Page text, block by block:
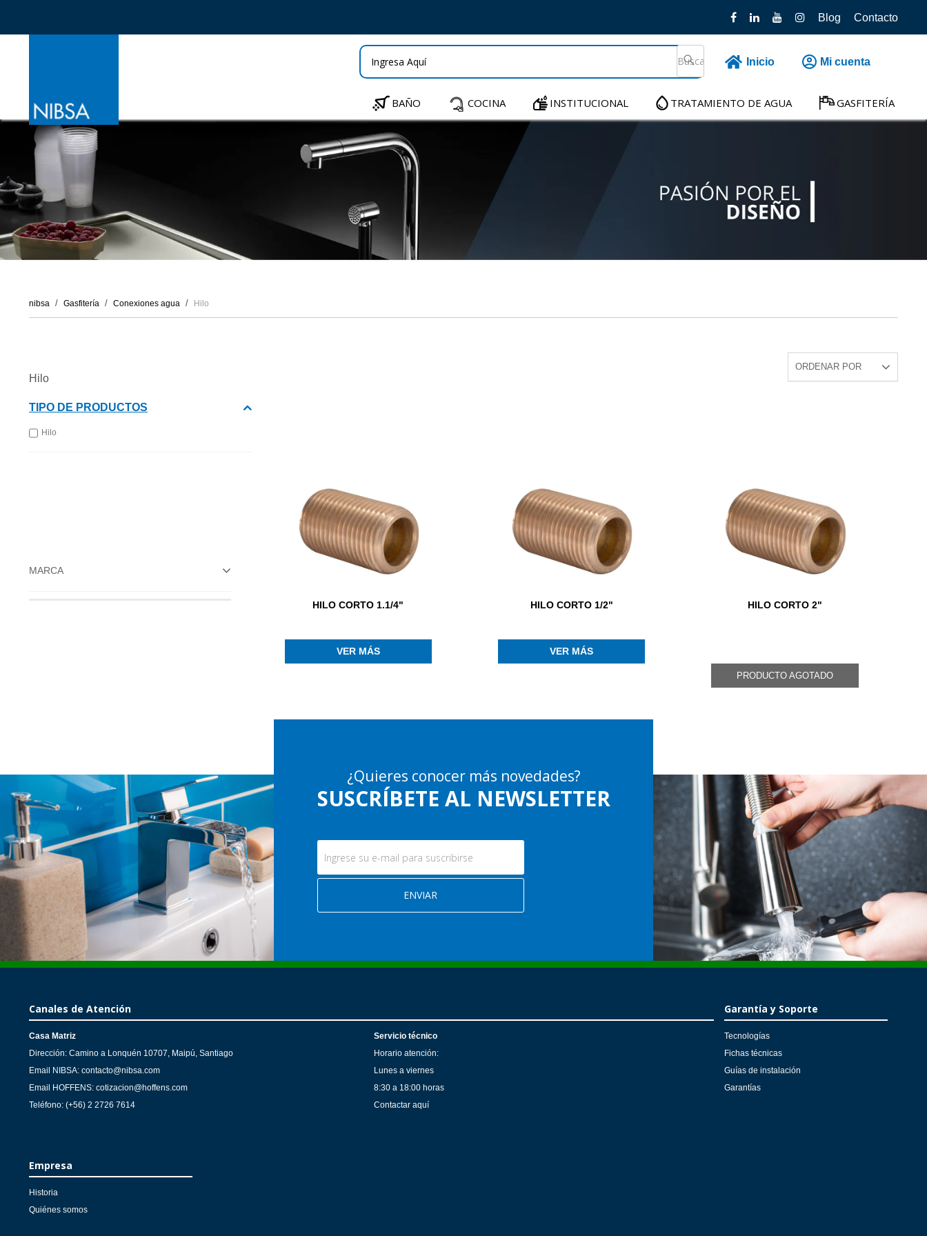
Blog Contacto
Inicio Mi cuenta
BAÑO COCINA INSTITUCIONAL TRATAMIENTO DE AGUA GASFITERÍA
nibsa Gasfitería Conexiones agua Hilo
Hilo
MARCA
TIPO DE PRODUCTOS
Hilo
HILO CORTO 1.1/4"
VER MÁS
HILO CORTO 1/2"
VER MÁS
HILO CORTO 2"
PRODUCTO AGOTADO
¿Quieres conocer más novedades?
SUSCRÍBETE AL NEWSLETTER
Canales de Atención
Casa Matriz
Dirección: Camino a Lonquén 10707, Maipú, Santiago
Email NIBSA: contacto@nibsa.com
Email HOFFENS: cotizacion@hoffens.com
Teléfono: (+56) 2 2726 7614
Servicio técnico
Horario atención:
Lunes a viernes
8:30 a 18:00 horas
Contactar aquí
Garantía y Soporte
Tecnologías
Fichas técnicas
Guías de instalación
Garantías
Empresa
Historia
Quiénes somos